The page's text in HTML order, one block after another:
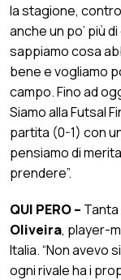
la stagione,
anche un po’ più
sappiamo cosa
bene e vogliamo
campo. Fino ad
Siamo alla Futsal
partita (0-1) con
pensiamo di
prendere”.
QUI PERO –
Oliveira, player-
Italia. “Non
ogni rivale ha i